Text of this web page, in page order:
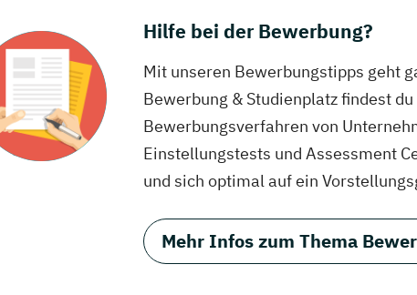
Hilfe bei der Bewerbung?
Mit unseren Bewerbungstipps geht
Bewerbung & Studienplatz findest
Bewerbungsverfahren von
Einstellungstests und Assessment
und sich optimal auf ein
Mehr Infos zum Thema